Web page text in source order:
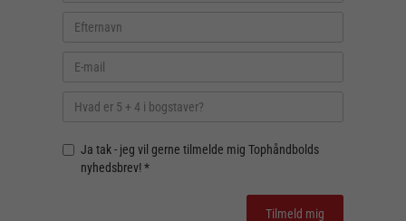
Ja tak - jeg vil gerne tilmelde mig Tophåndbolds
nyhedsbrev! *